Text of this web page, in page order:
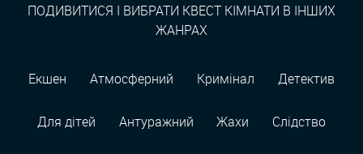
ПОДИВИТИСЯ І ВИБРАТИ КВЕСТ КІМНАТИ В ІНШИХ
ЖАНРАХ
Екшен Атмосферний Кримінал Детектив
Для дітей Антуражний Жахи Слідство